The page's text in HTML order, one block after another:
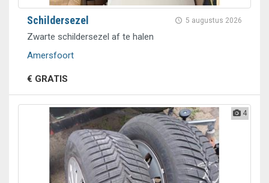
5 augustus 2026
Schildersezel
Zwarte schildersezel af te halen
Amersfoort
€ GRATIS
4